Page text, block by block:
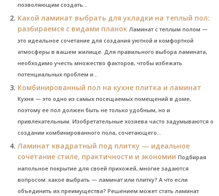
позволяющим создать...
Какой ламинат выбрать для укладки на теплый пол:
разбираемся с видами планок Ламинат с теплым полом —
это идеальное сочетание для создания уютной и комфортной
атмосферы в вашем жилище. Для правильного выбора ламината,
необходимо учесть множество факторов, чтобы избежать
потенциальных проблем и...
Комбинированный пол на кухне плитка и ламинат
Кухня — это одно из самых посещаемых помещений в доме,
поэтому ее пол должен быть не только удобным, но и
привлекательным. Изобретательные хозяева часто задумываются о
создании комбинированного пола, сочетающего...
Ламинат квадратный под плитку — идеальное
сочетание стиле, практичности и экономии Подбирая
напольное покрытие для своей прихожей, многие задаются
вопросом: какое выбрать — ламинат или плитку? А что если
объединить их преимущества? Решением может стать ламинат